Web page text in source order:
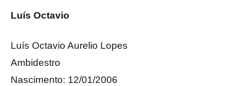
Luís Octavio
Luís Octavio Aurelio Lopes
Ambidestro
Nascimento: 12/01/2006